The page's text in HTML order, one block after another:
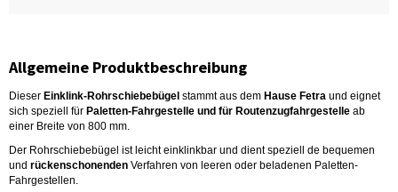
Allgemeine Produktbeschreibung
Dieser Einklink-Rohrschiebebügel stammt aus dem Hause Fetra und eignet
sich speziell für Paletten-Fahrgestelle und für Routenzugfahrgestelle ab
einer Breite von 800 mm.
Der Rohrschiebebügel ist leicht einklinkbar und dient speziell de bequemen
und rückenschonenden Verfahren von leeren oder beladenen Paletten-
Fahrgestellen.